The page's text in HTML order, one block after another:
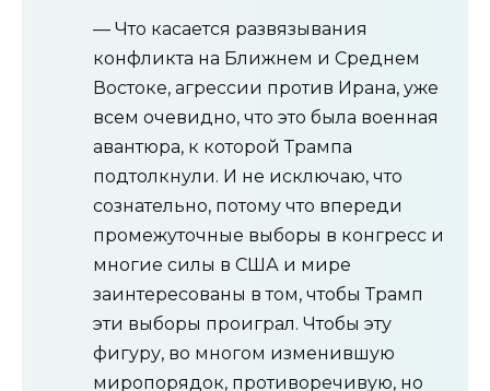
— Что касается развязывания
конфликта на Ближнем и Среднем
Востоке, агрессии против Ирана, уже
всем очевидно, что это была военная
авантюра, к которой Трампа
подтолкнули. И не исключаю, что
сознательно, потому что впереди
промежуточные выборы в конгресс и
многие силы в США и мире
заинтересованы в том, чтобы Трамп
эти выборы проиграл. Чтобы эту
фигуру, во многом изменившую
миропорядок, противоречивую, но